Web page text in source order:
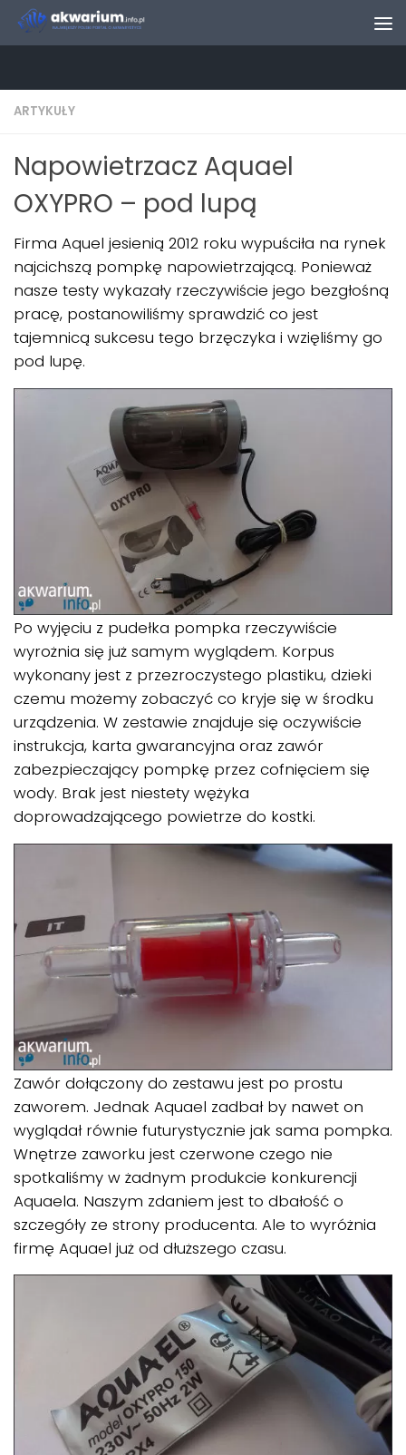
Skip to content
ARTYKUŁY
Napowietrzacz Aquael
OXYPRO – pod lupą
Firma Aquel jesienią 2012 roku wypuściła na rynek
najcichszą pompkę napowietrzającą. Ponieważ
nasze testy wykazały rzeczywiście jego bezgłośną
pracę, postanowiliśmy sprawdzić co jest
tajemnicą sukcesu tego brzęczyka i wzięliśmy go
pod lupę.
Po wyjęciu z pudełka pompka rzeczywiście
wyrożnia się już samym wyglądem. Korpus
wykonany jest z przezroczystego plastiku, dzieki
czemu możemy zobaczyć co kryje się w środku
urządzenia. W zestawie znajduje się oczywiście
instrukcja, karta gwarancyjna oraz zawór
zabezpieczający pompkę przez cofnięciem się
wody. Brak jest niestety wężyka
doprowadzającego powietrze do kostki.
Zawór dołączony do zestawu jest po prostu
zaworem. Jednak Aquael zadbał by nawet on
wyglądał równie futurystycznie jak sama pompka.
Wnętrze zaworku jest czerwone czego nie
spotkaliśmy w żadnym produkcie konkurencji
Aquaela. Naszym zdaniem jest to dbałość o
szczegóły ze strony producenta. Ale to wyróżnia
firmę Aquael już od dłuższego czasu.